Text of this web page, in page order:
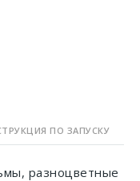
ПО ЗАПУСКУ
разноцветные